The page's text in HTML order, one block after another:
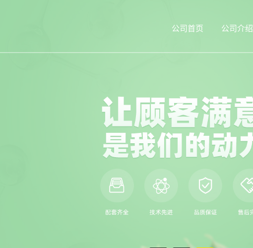
公司首页 公司介绍